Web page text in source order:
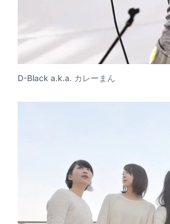
D-Black a.k.a. カレーまん